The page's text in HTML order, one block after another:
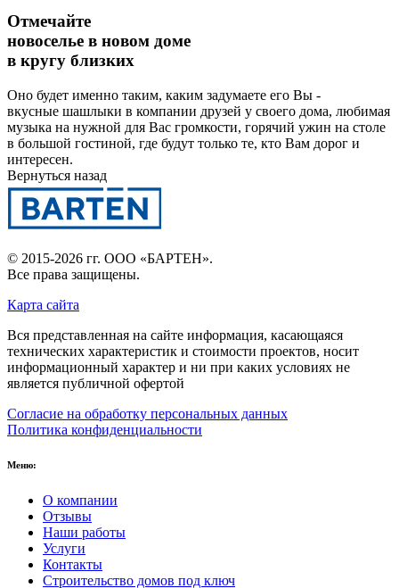
Отмечайте
новоселье в новом доме
в кругу близких
Оно будет именно таким, каким задумаете его Вы -
вкусные шашлыки в компании друзей у своего дома, любимая
музыка на нужной для Вас громкости, горячий ужин на столе
в большой гостиной, где будут только те, кто Вам дорог и
интересен.
Вернуться назад
© 2015-2026 гг. ООО «БАРТЕН».
Все права защищены.
Карта сайта
Вся представленная на сайте информация, касающаяся
технических характеристик и стоимости проектов, носит
информационный характер и ни при каких условиях не
является публичной офертой
Согласие на обработку персональных данных
Политика конфиденциальности
Меню:
О компании
Отзывы
Наши работы
Услуги
Контакты
Строительство домов под ключ